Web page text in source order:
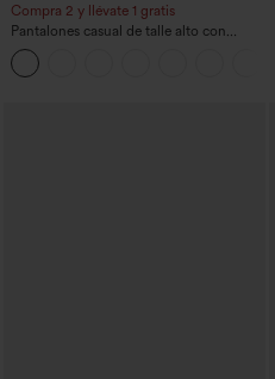
Compra 2 y llévate 1 gratis
Pantalones casual de talle alto con
cordón, pernera ancha, en mezcla de
lino y con bolsillos